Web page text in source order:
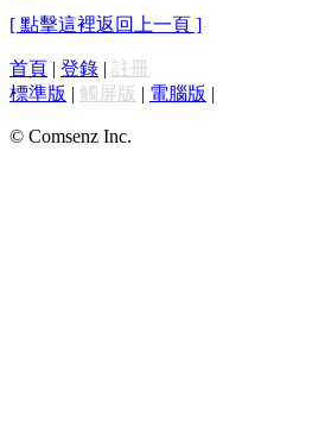
[ 點擊這裡返回上一頁 ]
首頁 | 登錄 | 註冊
標準版 | 觸屏版 | 電腦版 |
© Comsenz Inc.